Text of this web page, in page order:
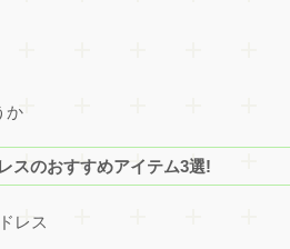
か
スのおすすめアイテム3選!
レス